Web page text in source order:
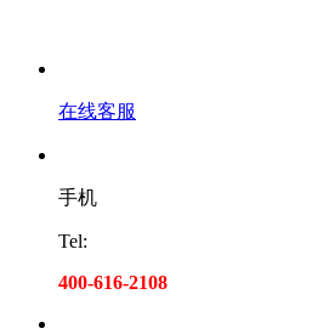
在线客服
手机
Tel:
400-616-2108